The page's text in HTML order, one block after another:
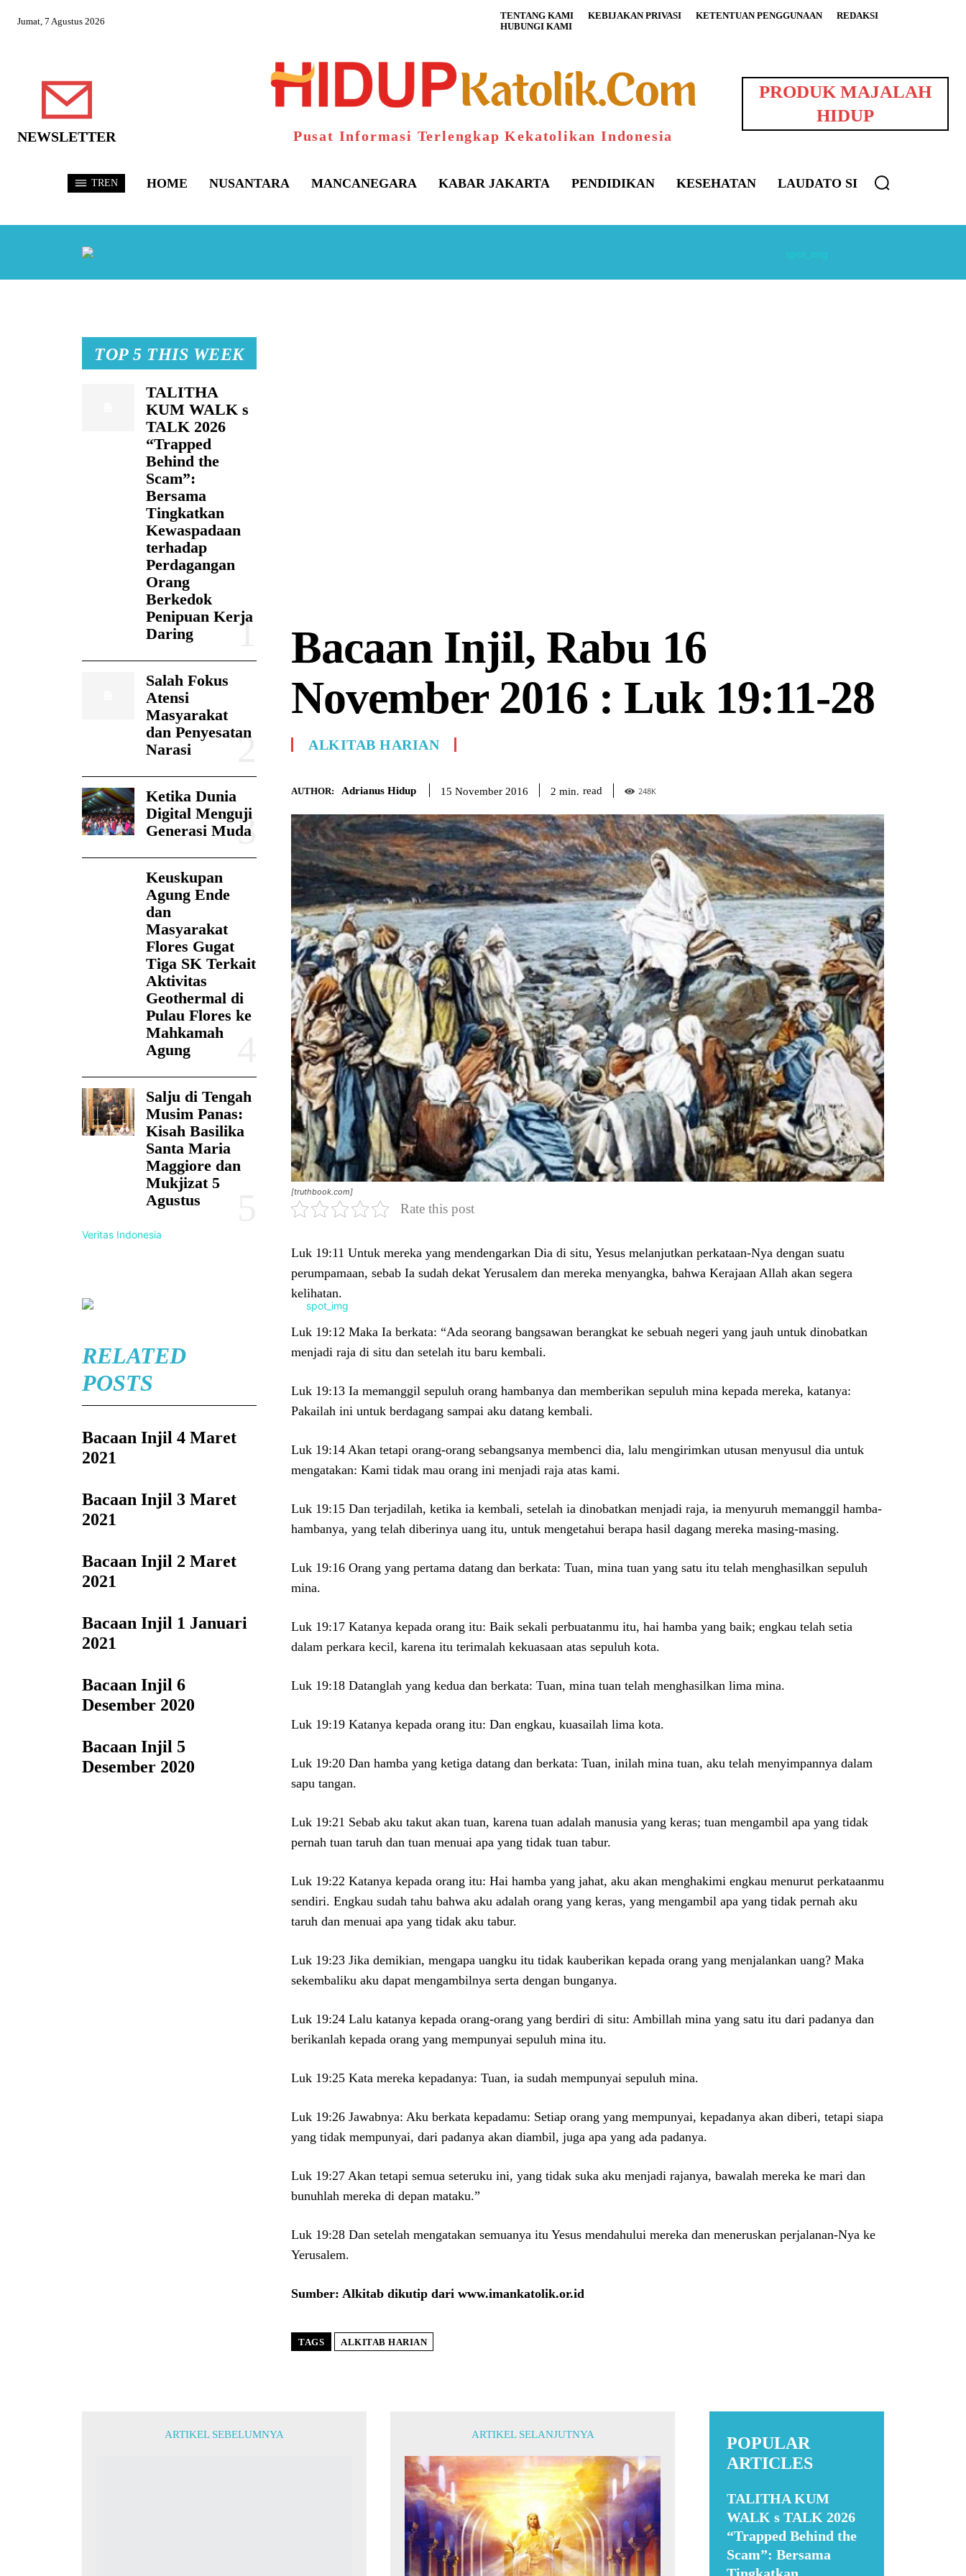
Jumat, 7 Agustus 2026 TENTANG KAMI KEBIJAKAN PRIVASI KETENTUAN PENGGUNAAN
REDAKSI
HUBUNGI KAMI
NEWSLETTER Pusat Informasi Terlengkap Kekatolikan Indonesia
PRODUK MAJALAH
HIDUP
TREN HOME NUSANTARA MANCANEGARA KABAR JAKARTA PENDIDIKAN KESEHATAN LAUDATO SI
TOP 5 THIS WEEK
TALITHA
KUM WALK s
TALK 2026
“Trapped
Behind the
Scam”:
Bersama
Tingkatkan
Kewaspadaan
terhadap
Perdagangan
Orang
Berkedok
Penipuan Kerja
Daring
Salah Fokus
Atensi
Masyarakat
dan Penyesatan
Narasi
Ketika Dunia
Digital Menguji
Generasi Muda
Keuskupan
Agung Ende
dan
Masyarakat
Flores Gugat
Tiga SK Terkait
Aktivitas
Geothermal di
Pulau Flores ke
Mahkamah
Agung
Salju di Tengah
Musim Panas:
Kisah Basilika
Santa Maria
Maggiore dan
Mukjizat 5
Agustus
Veritas Indonesia
RELATED
POSTS
Bacaan Injil 4 Maret
2021
Bacaan Injil 3 Maret
2021
Bacaan Injil 2 Maret
2021
Bacaan Injil 1 Januari
2021
Bacaan Injil 6
Desember 2020
Bacaan Injil 5
Desember 2020
Bacaan Injil, Rabu 16
November 2016 : Luk 19:11-28
ALKITAB HARIAN
AUTHOR: Adrianus Hidup 15 November 2016 2 min. read 248K
[truthbook.com]
Rate this post
Luk 19:11 Untuk mereka yang mendengarkan Dia di situ, Yesus melanjutkan perkataan-Nya dengan suatu
perumpamaan, sebab Ia sudah dekat Yerusalem dan mereka menyangka, bahwa Kerajaan Allah akan segera
kelihatan.
Luk 19:12 Maka Ia berkata: “Ada seorang bangsawan berangkat ke sebuah negeri yang jauh untuk dinobatkan
menjadi raja di situ dan setelah itu baru kembali.
Luk 19:13 Ia memanggil sepuluh orang hambanya dan memberikan sepuluh mina kepada mereka, katanya:
Pakailah ini untuk berdagang sampai aku datang kembali.
Luk 19:14 Akan tetapi orang-orang sebangsanya membenci dia, lalu mengirimkan utusan menyusul dia untuk
mengatakan: Kami tidak mau orang ini menjadi raja atas kami.
Luk 19:15 Dan terjadilah, ketika ia kembali, setelah ia dinobatkan menjadi raja, ia menyuruh memanggil hamba-
hambanya, yang telah diberinya uang itu, untuk mengetahui berapa hasil dagang mereka masing-masing.
Luk 19:16 Orang yang pertama datang dan berkata: Tuan, mina tuan yang satu itu telah menghasilkan sepuluh
mina.
Luk 19:17 Katanya kepada orang itu: Baik sekali perbuatanmu itu, hai hamba yang baik; engkau telah setia
dalam perkara kecil, karena itu terimalah kekuasaan atas sepuluh kota.
Luk 19:18 Datanglah yang kedua dan berkata: Tuan, mina tuan telah menghasilkan lima mina.
Luk 19:19 Katanya kepada orang itu: Dan engkau, kuasailah lima kota.
Luk 19:20 Dan hamba yang ketiga datang dan berkata: Tuan, inilah mina tuan, aku telah menyimpannya dalam
sapu tangan.
Luk 19:21 Sebab aku takut akan tuan, karena tuan adalah manusia yang keras; tuan mengambil apa yang tidak
pernah tuan taruh dan tuan menuai apa yang tidak tuan tabur.
Luk 19:22 Katanya kepada orang itu: Hai hamba yang jahat, aku akan menghakimi engkau menurut perkataanmu
sendiri. Engkau sudah tahu bahwa aku adalah orang yang keras, yang mengambil apa yang tidak pernah aku
taruh dan menuai apa yang tidak aku tabur.
Luk 19:23 Jika demikian, mengapa uangku itu tidak kauberikan kepada orang yang menjalankan uang? Maka
sekembaliku aku dapat mengambilnya serta dengan bunganya.
Luk 19:24 Lalu katanya kepada orang-orang yang berdiri di situ: Ambillah mina yang satu itu dari padanya dan
berikanlah kepada orang yang mempunyai sepuluh mina itu.
Luk 19:25 Kata mereka kepadanya: Tuan, ia sudah mempunyai sepuluh mina.
Luk 19:26 Jawabnya: Aku berkata kepadamu: Setiap orang yang mempunyai, kepadanya akan diberi, tetapi siapa
yang tidak mempunyai, dari padanya akan diambil, juga apa yang ada padanya.
Luk 19:27 Akan tetapi semua seteruku ini, yang tidak suka aku menjadi rajanya, bawalah mereka ke mari dan
bunuhlah mereka di depan mataku.”
Luk 19:28 Dan setelah mengatakan semuanya itu Yesus mendahului mereka dan meneruskan perjalanan-Nya ke
Yerusalem.
Sumber: Alkitab dikutip dari www.imankatolik.or.id
TAGS ALKITAB HARIAN
ARTIKEL SEBELUMNYA ARTIKEL SELANJUTNYA
POPULAR
ARTICLES
TALITHA KUM
WALK s TALK 2026
“Trapped Behind the
Scam”: Bersama